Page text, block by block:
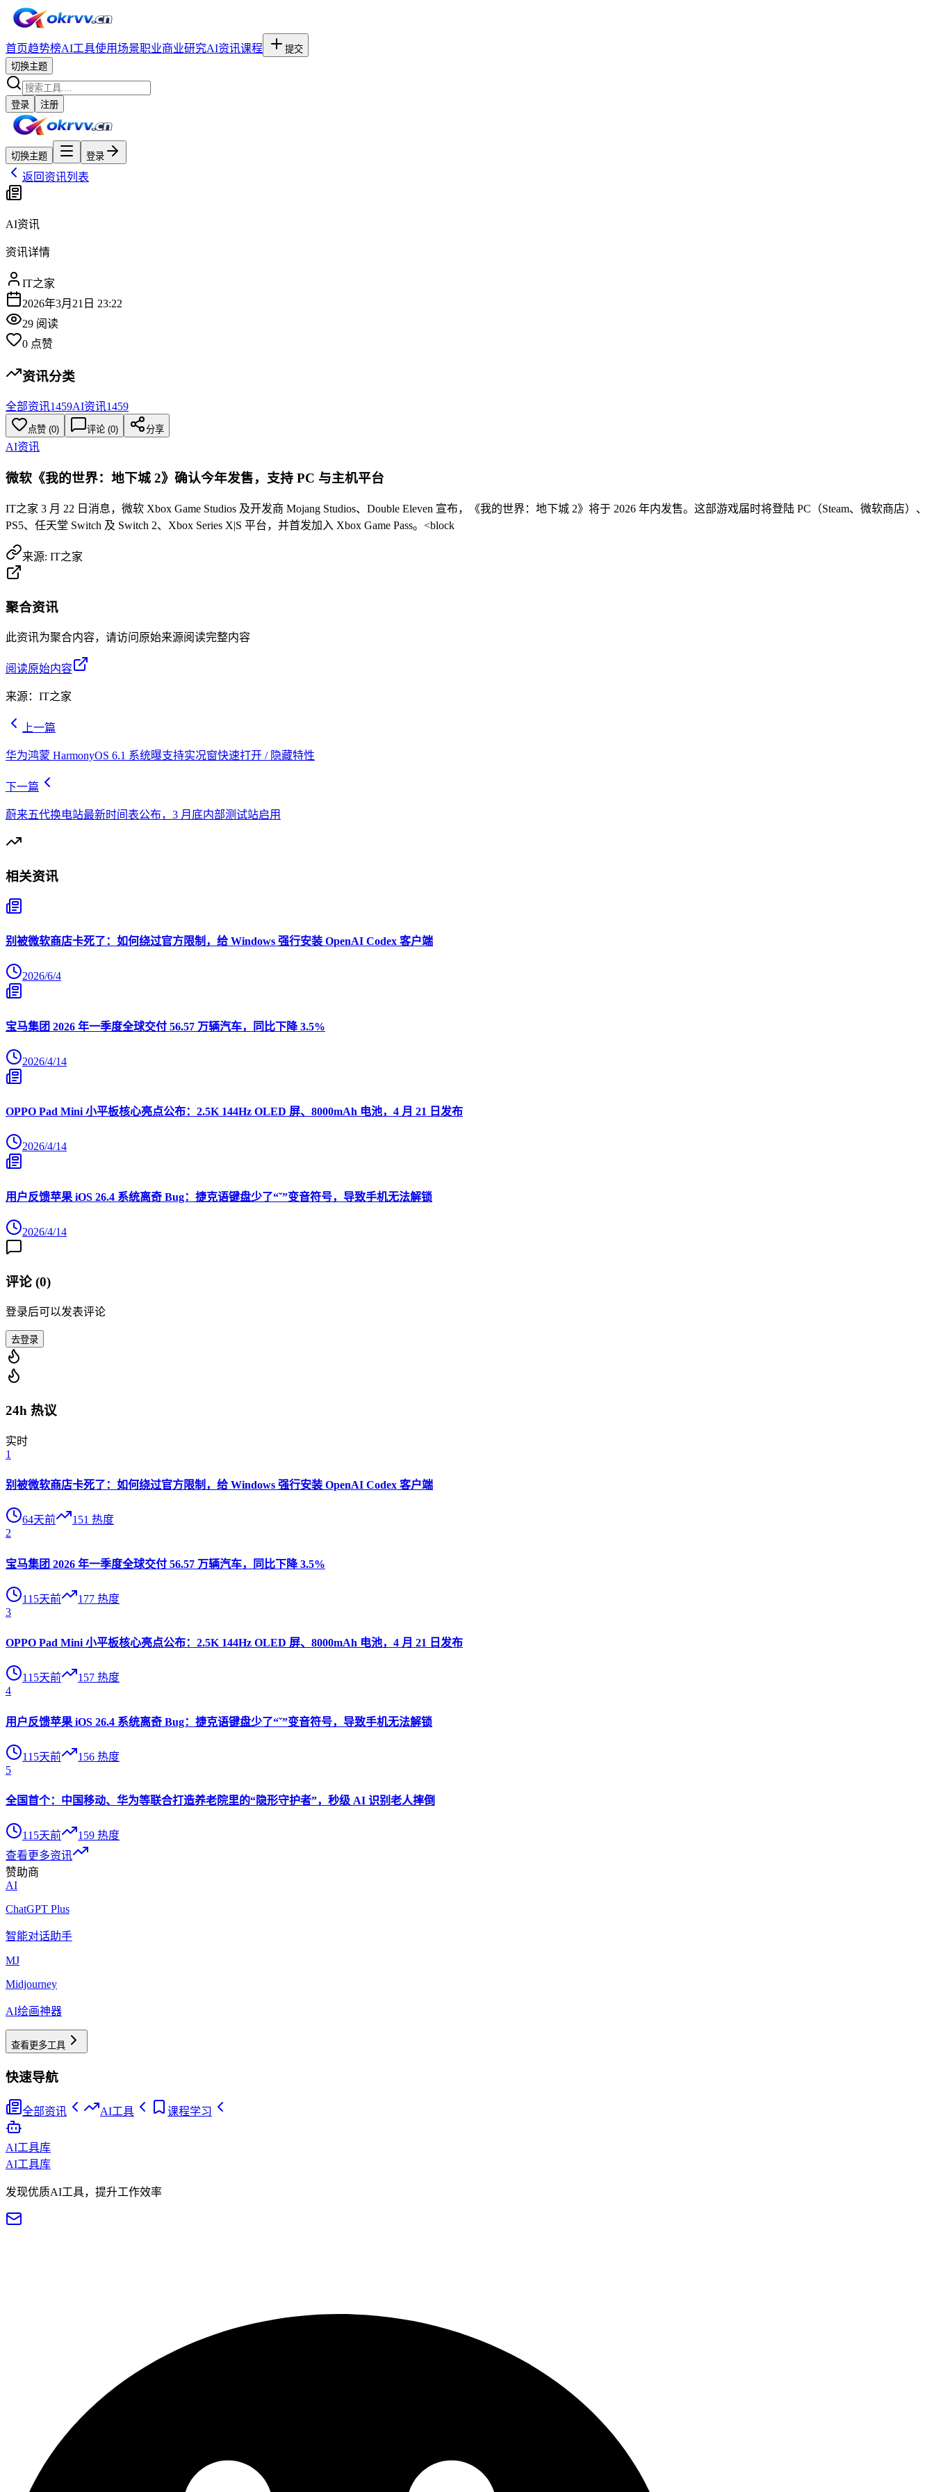
首页趋势榜AI工具使用场景职业商业研究AI资讯课程
提交
切换主题
登录 注册
切换主题 登录
返回资讯列表
AI资讯
资讯详情
IT之家
2026年3月21日 23:22
29 阅读
0 点赞
资讯分类
全部资讯1459AI资讯1459
点赞 (0) 评论 (0) 分享
AI资讯
微软《我的世界：地下城 2》确认今年发售，支持 PC 与主机平台
IT之家 3 月 22 日消息，微软 Xbox Game Studios 及开发商 Mojang Studios、Double Eleven 宣布，《我的世界：地下城 2》将于 2026 年内发售。这部游戏届时将登陆 PC（Steam、微软商店）、
PS5、任天堂 Switch 及 Switch 2、Xbox Series X|S 平台，并首发加入 Xbox Game Pass。<block
来源: IT之家
聚合资讯
此资讯为聚合内容，请访问原始来源阅读完整内容
阅读原始内容
来源： IT之家
上一篇
华为鸿蒙 HarmonyOS 6.1 系统曝支持实况窗快速打开 / 隐藏特性
下一篇
蔚来五代换电站最新时间表公布，3 月底内部测试站启用
相关资讯
别被微软商店卡死了：如何绕过官方限制，给 Windows 强行安装 OpenAI Codex 客户端
2026/6/4
宝马集团 2026 年一季度全球交付 56.57 万辆汽车，同比下降 3.5%
2026/4/14
OPPO Pad Mini 小平板核心亮点公布：2.5K 144Hz OLED 屏、8000mAh 电池，4 月 21 日发布
2026/4/14
用户反馈苹果 iOS 26.4 系统离奇 Bug：捷克语键盘少了“ˇ”变音符号，导致手机无法解锁
2026/4/14
评论 (0)
登录后可以发表评论
去登录
24h 热议
实时
1
别被微软商店卡死了：如何绕过官方限制，给 Windows 强行安装 OpenAI Codex 客户端
64天前 151 热度
2
宝马集团 2026 年一季度全球交付 56.57 万辆汽车，同比下降 3.5%
115天前 177 热度
3
OPPO Pad Mini 小平板核心亮点公布：2.5K 144Hz OLED 屏、8000mAh 电池，4 月 21 日发布
115天前 157 热度
4
用户反馈苹果 iOS 26.4 系统离奇 Bug：捷克语键盘少了“ˇ”变音符号，导致手机无法解锁
115天前 156 热度
5
全国首个：中国移动、华为等联合打造养老院里的“隐形守护者”，秒级 AI 识别老人摔倒
115天前 159 热度
查看更多资讯
赞助商
AI
ChatGPT Plus
智能对话助手
MJ
Midjourney
AI绘画神器
查看更多工具
快速导航
全部资讯 AI工具 课程学习
AI工具库
AI工具库
发现优质AI工具，提升工作效率